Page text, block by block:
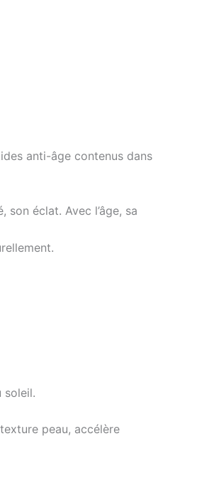
anti-âge contenus dans
éclat. Avec l’âge, sa
soleil.
peau, accélère